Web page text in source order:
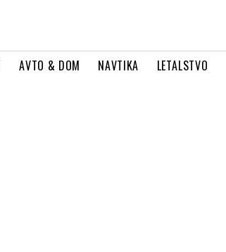
AVTO & DOM NAVTIKA LETALSTVO